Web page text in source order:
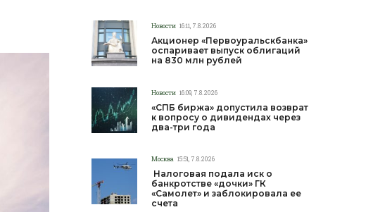
Новости 16:11, 7.8.2026
Акционер «Первоуральскбанка»
оспаривает выпуск облигаций
на 830 млн рублей
Новости 16:09, 7.8.2026
«СПБ биржа» допустила возврат
к вопросу о дивидендах через
два-три года
Москва 15:51, 7.8.2026
Налоговая подала иск о
банкротстве «дочки» ГК
«Самолет» и заблокировала ее
счета